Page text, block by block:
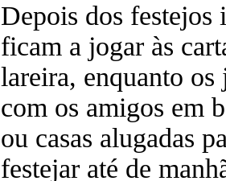
Depois dos festejos
ficam a jogar às
lareira, enquanto os
com os amigos em
ou casas alugadas
festejar até de